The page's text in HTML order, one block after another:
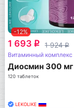
-12%
1 693 q 1 924q
Витаминный комплекс
Диосмин 300 мг
120 таблеток
LEKOLIKE